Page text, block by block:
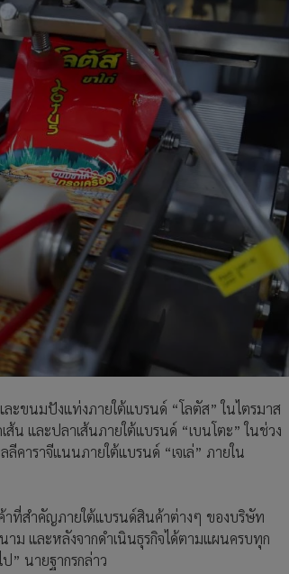
ะขนมปังแท่งภายใต้แบรนด์ “โลตัส” ในไตรมาส
และปลาเส้นภายใต้แบรนด์ “เบนโตะ” ในช่วง
คาราจีแนนภายใต้แบรนด์ “เจเล่” ภายใน
ค้าที่สำคัญภายใต้แบรนด์สินค้าต่างๆ ของบริษัท
าม และหลังจากดำเนินธุรกิจได้ตามแผนครบทุก
” นายฐากรกล่าว